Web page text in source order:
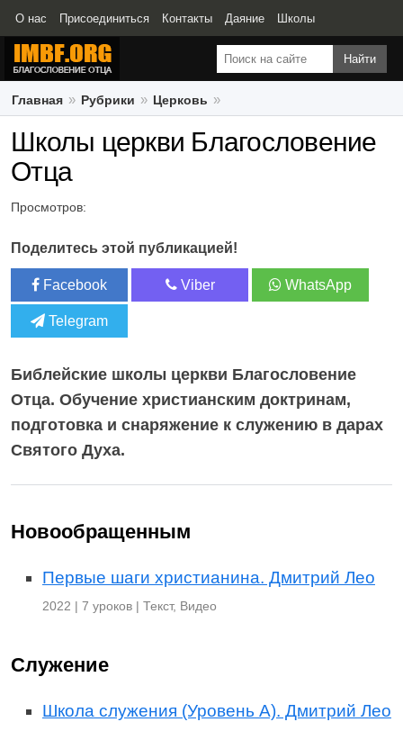
О нас Присоединиться Контакты Даяние Школы
Свидетельства
Главная Рубрики Церковь
Школы церкви Благословение Отца
Школы церкви Благословение
Отца
Просмотров:
Поделитесь этой публикацией!
Facebook Viber WhatsApp
Telegram
Библейские школы церкви Благословение
Отца. Обучение христианским доктринам,
подготовка и снаряжение к служению в дарах
Святого Духа.
Новообращенным
Первые шаги христианина. Дмитрий Лео
2022 | 7 уроков | Текст, Видео
Служение
Школа служения (Уровень А). Дмитрий Лео